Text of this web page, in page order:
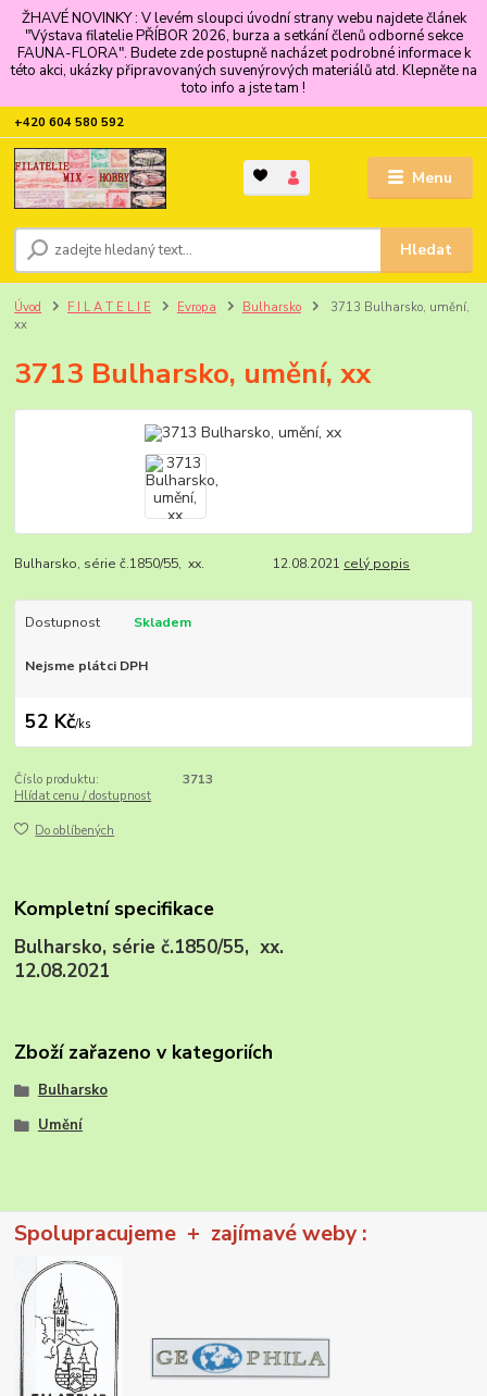
ŽHAVÉ NOVINKY : V levém sloupci úvodní strany webu najdete článek
"Výstava filatelie PŘÍBOR 2026, burza a setkání členů odborné sekce
FAUNA-FLORA". Budete zde postupně nacházet podrobné informace k
této akci, ukázky připravovaných suvenýrových materiálů atd. Klepněte na
toto info a jste tam !
Menu
Hledat
+420 604 580 592
Úvod F I L A T E L I E Evropa Bulharsko
3713 Bulharsko, umění,
xx
3713 Bulharsko, umění, xx
Bulharsko, série č.1850/55, xx. 12.08.2021 celý popis
Dostupnost Skladem
Nejsme plátci DPH
52 Kč/ks
Číslo produktu:
3713
Hlídat cenu / dostupnost
Do oblíbených
Kompletní specifikace
Bulharsko, série č.1850/55, xx.
12.08.2021
Zboží zařazeno v kategoriích
Bulharsko
Umění
Spolupracujeme + zajímavé weby :